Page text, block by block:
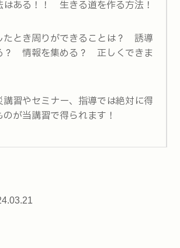
はある！！ 生きる道を作る方法！
たとき周りができることは？ 誘導
情報を集める？ 正しくできま
講習やセミナー、指導では絶対に得
が当講習で得られます！